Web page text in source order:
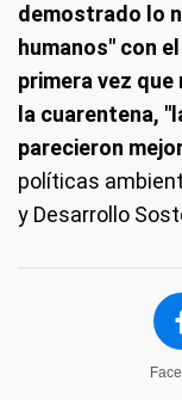
demostrado lo
humanos" con
primera vez
la cuarentena,
parecieron
políticas
y Desarrollo